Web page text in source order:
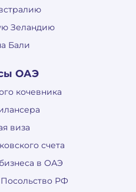
Зеландию
Бали
ОАЭ
кочевника
виза
счета
в ОАЭ
РФ